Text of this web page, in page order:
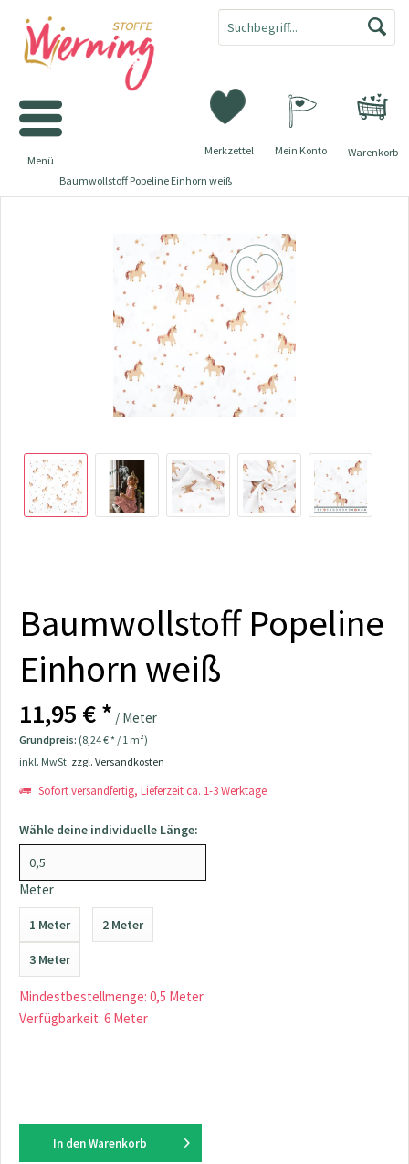
Warenkorb
Merkzettel Mein Konto
Menü
Baumwollstoff Popeline Einhorn weiß
Baumwollstoff Popeline
Einhorn weiß
11,95 € * / Meter
Grundpreis: (8,24 € * / 1 m²)
inkl. MwSt. zzgl. Versandkosten
Sofort versandfertig, Lieferzeit ca. 1-3 Werktage
Wähle deine individuelle Länge:
Meter
1 Meter 2 Meter
3 Meter
Mindestbestellmenge: 0,5 Meter
Verfügbarkeit: 6 Meter
In den Warenkorb